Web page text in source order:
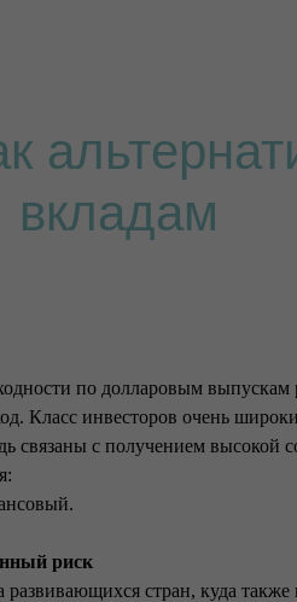
вкладам
по долларовым выпускам
Класс инвесторов очень
связаны с получением высокой
риск
стран, куда также